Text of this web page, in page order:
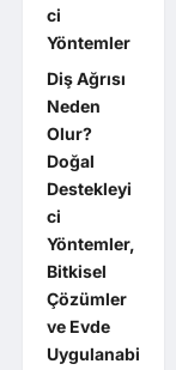
ci
Yöntemler
Diş Ağrısı
Neden
Olur?
Doğal
Destekleyi
ci
Yöntemler,
Bitkisel
Çözümler
ve Evde
Uygulanabi